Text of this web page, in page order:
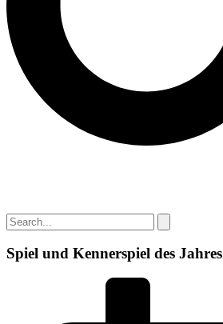
Spiel und Kennerspiel des Jahres